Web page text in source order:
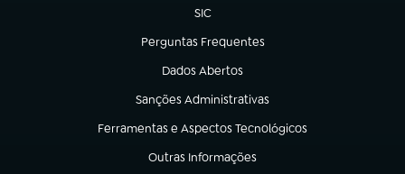
SIC
(abre em nova aba)
Perguntas Frequentes
(abre em nova aba)
Dados Abertos
(abre em nova aba)
Sanções Administrativas
(abre em nova aba)
Ferramentas e Aspectos Tecnológicos
(abre em nova aba)
Outras Informações
(abre em nova aba)